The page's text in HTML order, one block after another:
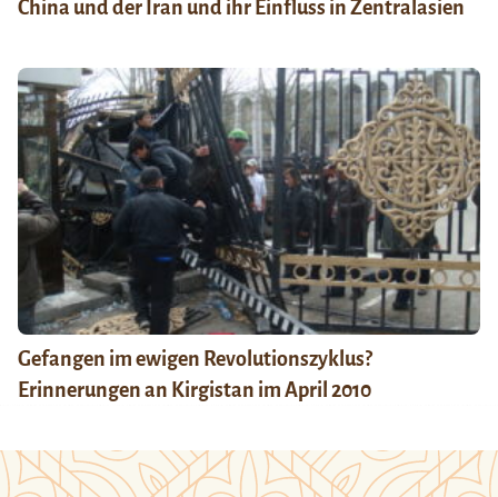
China und der Iran und ihr Einfluss in Zentralasien
Gefangen im ewigen Revolutionszyklus?
Erinnerungen an Kirgistan im April 2010